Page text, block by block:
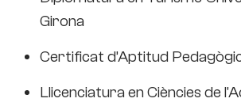
Girona
Certificat d’Aptitud
Llicenciatura en Ciències de